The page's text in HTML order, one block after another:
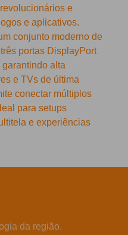
e
e aplicativos.
conjunto moderno de
portas DisplayPort
garantindo alta
e TVs de última
conectar múltiplos
para setups
e experiências
da região.